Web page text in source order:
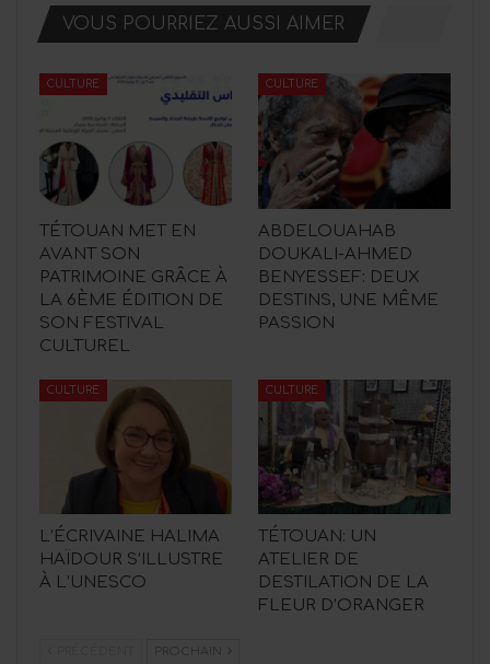
VOUS POURRIEZ AUSSI AIMER
CULTURE
TÉTOUAN MET EN
AVANT SON
PATRIMOINE GRÂCE À
LA 6ÈME ÉDITION DE
SON FESTIVAL
CULTUREL
CULTURE
ABDELOUAHAB
DOUKALI-AHMED
BENYESSEF: DEUX
DESTINS, UNE MÊME
PASSION
CULTURE
L’ÉCRIVAINE HALIMA
HAÏDOUR S’ILLUSTRE
À L’UNESCO
CULTURE
TÉTOUAN: UN
ATELIER DE
DESTILATION DE LA
FLEUR D’ORANGER
PROCHAIN